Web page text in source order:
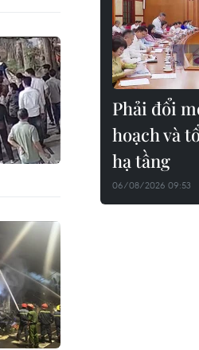
Phải đổi
hoạch và
hạ tầng
06/08/2026 09:53